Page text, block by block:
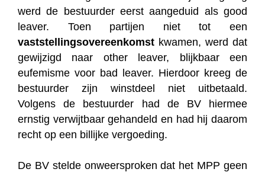
werd de bestuurder eerst aangeduid als good
leaver. Toen partijen niet tot een
vaststellingsovereenkomst kwamen, werd dat
gewijzigd naar other leaver, blijkbaar een
eufemisme voor bad leaver. Hierdoor kreeg de
bestuurder zijn winstdeel niet uitbetaald.
Volgens de bestuurder had de BV hiermee
ernstig verwijtbaar gehandeld en had hij daarom
recht op een billijke vergoeding.
De BV stelde onweersproken dat het MPP geen